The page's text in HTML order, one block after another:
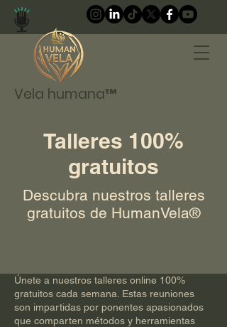
Vela humana™
Talleres 100%
gratuitos
Descubra nuestros talleres
gratuitos de HumanVela®
Únete a nuestros talleres online 100%
gratuitos cada semana. Estas reuniones
son impartidas por ponentes apasionados
que comparten métodos y herramientas